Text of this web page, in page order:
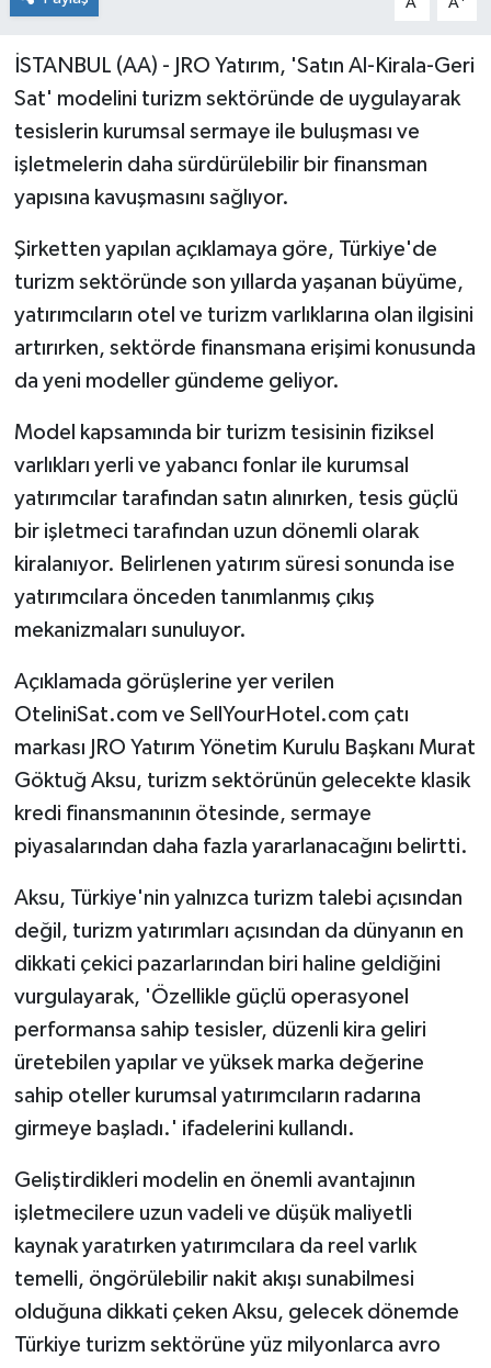
İSTANBUL (AA) - JRO Yatırım, 'Satın Al-Kirala-Geri
Sat' modelini turizm sektöründe de uygulayarak
tesislerin kurumsal sermaye ile buluşması ve
işletmelerin daha sürdürülebilir bir finansman
yapısına kavuşmasını sağlıyor.
Şirketten yapılan açıklamaya göre, Türkiye'de
turizm sektöründe son yıllarda yaşanan büyüme,
yatırımcıların otel ve turizm varlıklarına olan ilgisini
artırırken, sektörde finansmana erişimi konusunda
da yeni modeller gündeme geliyor.
Model kapsamında bir turizm tesisinin fiziksel
varlıkları yerli ve yabancı fonlar ile kurumsal
yatırımcılar tarafından satın alınırken, tesis güçlü
bir işletmeci tarafından uzun dönemli olarak
kiralanıyor. Belirlenen yatırım süresi sonunda ise
yatırımcılara önceden tanımlanmış çıkış
mekanizmaları sunuluyor.
Açıklamada görüşlerine yer verilen
OteliniSat.com ve SellYourHotel.com çatı
markası JRO Yatırım Yönetim Kurulu Başkanı Murat
Göktuğ Aksu, turizm sektörünün gelecekte klasik
kredi finansmanının ötesinde, sermaye
piyasalarından daha fazla yararlanacağını belirtti.
Aksu, Türkiye'nin yalnızca turizm talebi açısından
değil, turizm yatırımları açısından da dünyanın en
dikkati çekici pazarlarından biri haline geldiğini
vurgulayarak, 'Özellikle güçlü operasyonel
performansa sahip tesisler, düzenli kira geliri
üretebilen yapılar ve yüksek marka değerine
sahip oteller kurumsal yatırımcıların radarına
girmeye başladı.' ifadelerini kullandı.
Geliştirdikleri modelin en önemli avantajının
işletmecilere uzun vadeli ve düşük maliyetli
kaynak yaratırken yatırımcılara da reel varlık
temelli, öngörülebilir nakit akışı sunabilmesi
olduğuna dikkati çeken Aksu, gelecek dönemde
Türkiye turizm sektörüne yüz milyonlarca avro